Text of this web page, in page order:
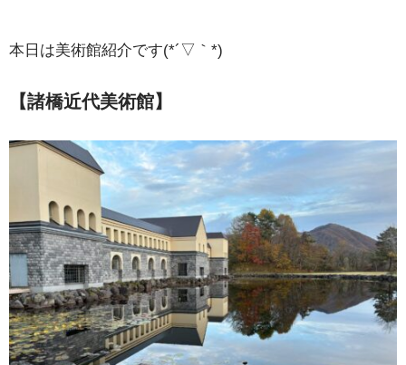
本日は美術館紹介です(*´▽｀*)
【諸橋近代美術館】